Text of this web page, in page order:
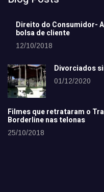
Direito do Consumidor-
bolsa de cliente
12/10/2018
Divorciados
01/12/2020
Filmes que retrataram o
Borderline nas telonas
25/10/2018